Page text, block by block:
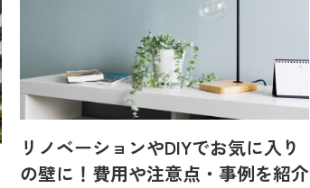
リノベーションやDIYでお気に入り
の壁に！費用や注意点・事例を紹介